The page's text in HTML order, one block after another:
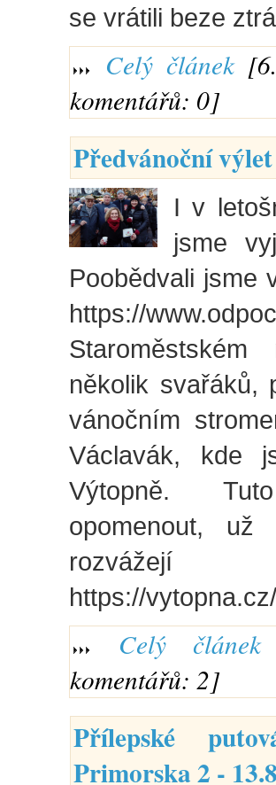
se vrátili beze
Celý článek
komentářů: 0]
Předvánoční
I v
jsme
Poobědvali jsme
https://
několik svařáků,
vánočním
Václavák, kde
Výtopně.
opomenout, už
https://
Celý článek
komentářů: 2]
Přílepské
Primorska 2 -